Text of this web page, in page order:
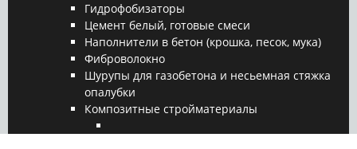
Гидрофобизаторы
Цемент белый, готовые смеси
Наполнители в бетон (крошка, песок, мука)
Фиброволокно
Шурупы для газобетона и несьемная стяжка
опалубки
Композитные стройматериалы